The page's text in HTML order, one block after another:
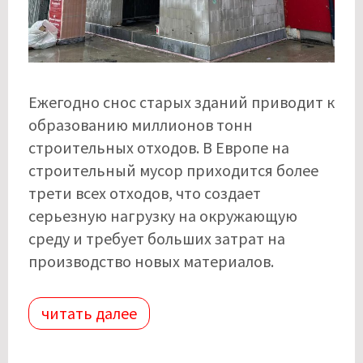
Ежегодно снос старых зданий приводит к
образованию миллионов тонн
строительных отходов. В Европе на
строительный мусор приходится более
трети всех отходов, что создает
серьезную нагрузку на окружающую
среду и требует больших затрат на
производство новых материалов.
читать далее